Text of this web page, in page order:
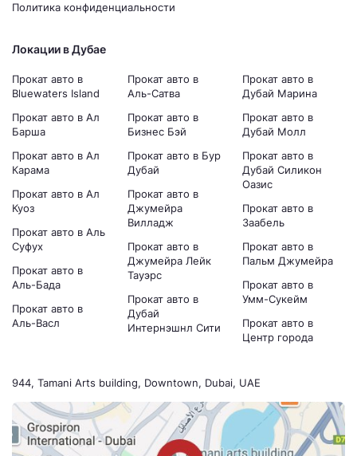
944, Tamani Arts building, Downtown, Dubai, UAE
Политика конфиденциальности
Локации в Дубае
Прокат авто в
Bluewaters Island
Прокат авто в Ал
Барша
Прокат авто в Ал
Карама
Прокат авто в Ал
Куоз
Прокат авто в Аль
Суфух
Прокат авто в
Аль-Бада
Прокат авто в
Аль-Васл
Прокат авто в
Аль-Сатва
Прокат авто в
Бизнес Бэй
Прокат авто в Бур
Дубай
Прокат авто в
Джумейра
Вилладж
Прокат авто в
Джумейра Лейк
Тауэрс
Прокат авто в
Дубай
Интернэшнл Сити
Прокат авто в
Дубай Марина
Прокат авто в
Дубай Молл
Прокат авто в
Дубай Силикон
Оазис
Прокат авто в
Заабель
Прокат авто в
Пальм Джумейра
Прокат авто в
Умм-Сукейм
Прокат авто в
Центр города